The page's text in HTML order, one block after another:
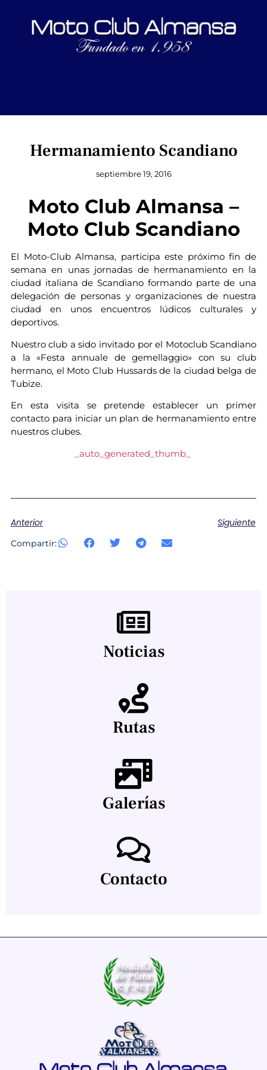
Hermanamiento Scandiano
septiembre 19, 2016
Moto Club Almansa –
Moto Club Scandiano
El Moto-Club Almansa, participa este próximo fin de
semana en unas jornadas de hermanamiento en la
ciudad italiana de Scandiano formando parte de una
delegación de personas y organizaciones de nuestra
ciudad en unos encuentros lúdicos culturales y
deportivos.
Nuestro club a sido invitado por el Motoclub Scandiano
a la «Festa annuale de gemellaggio» con su club
hermano, el Moto Club Hussards de la ciudad belga de
Tubize.
En esta visita se pretende establecer un primer
contacto para iniciar un plan de hermanamiento entre
nuestros clubes.
_auto_generated_thumb_
Anterior Siguiente
Compartir:
Noticias
Rutas
Galerías
Contacto